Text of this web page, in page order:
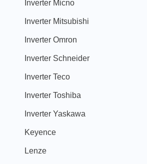
Inverter Micno
Inverter Mitsubishi
Inverter Omron
Inverter Schneider
Inverter Teco
Inverter Toshiba
Inverter Yaskawa
Keyence
Lenze